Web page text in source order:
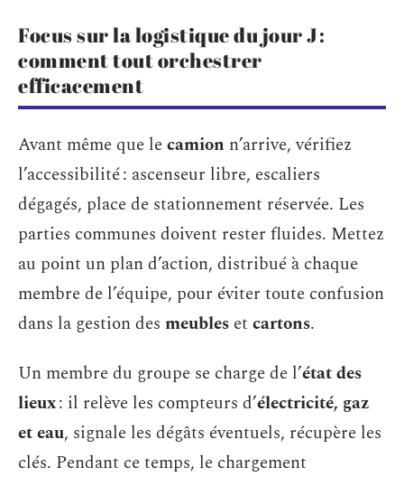
Focus sur la logistique du jour J :
comment tout orchestrer
efficacement
Avant même que lecamion n’arrive, vérifiez
l’accessibilité : ascenseur libre, escaliers
dégagés, place de stationnement réservée. Les
parties communes doivent rester fluides. Mettez
au point un plan d’action, distribué à chaque
membre de l’équipe, pour éviter toute confusion
dans la gestion des meubles et cartons.
Un membre du groupe se charge de l’état des
lieux: il relève les compteurs d’électricité, gaz
et eau, signale les dégâts éventuels, récupère les
clés. Pendant ce temps, le chargement